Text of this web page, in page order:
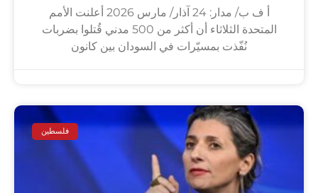
أ ف ب/ مدار: 24 آذار/ مارس 2026 أعلنت الأمم
المتحدة الثلاثاء أن أكثر من 500 مدني قُتلوا بضربات
نُفّذت بمسيّرات في السودان بين كانون
فلسطين